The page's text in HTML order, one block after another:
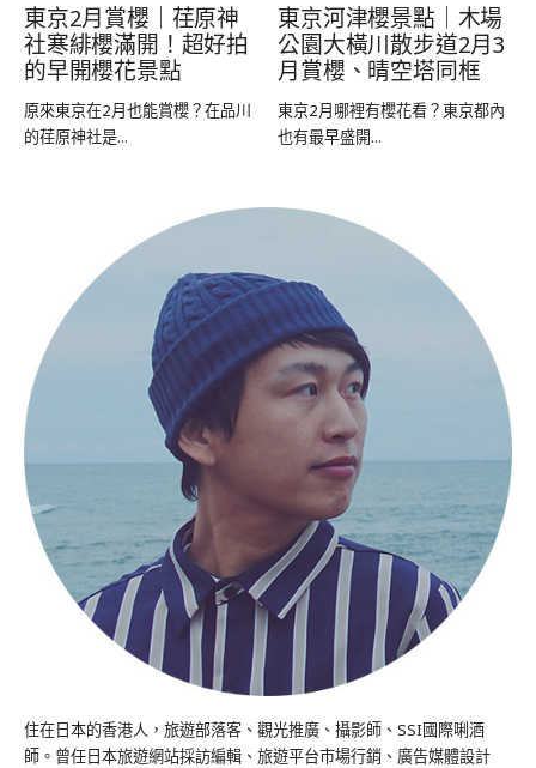
東京2月賞櫻｜荏原神
社寒緋櫻滿開！超好拍
的早開櫻花景點
原來東京在2月也能賞櫻？在品川
的荏原神社是...
東京河津櫻景點｜木場
公園大橫川散步道2月3
月賞櫻、晴空塔同框
東京2月哪裡有櫻花看？東京都內
也有最早盛開...
住在日本的香港人，旅遊部落客、觀光推廣、攝影師、SSI國際唎酒
師。曾任日本旅遊網站採訪編輯、旅遊平台市場行銷、廣告媒體設計